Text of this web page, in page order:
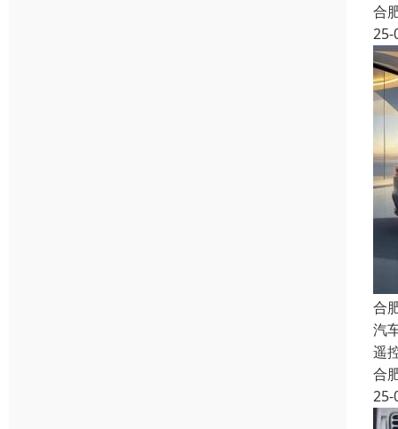
合
25-
合
汽
遥
合
25-